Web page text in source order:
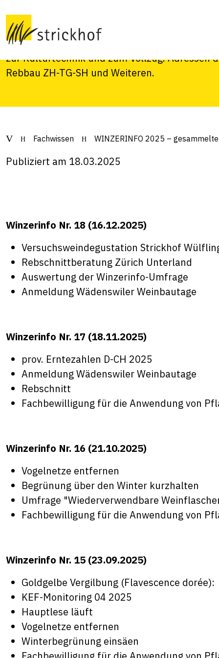
gesammelte
Das WINZERINFO - Aktuelle Hinweise zum
zur Kulturtechnik und zum Vollzug. Adressen
Rebbau ZH-TG-SH und Weiteren.
Fachwissen WINZERINFO 2025 –
Publiziert am 18.03.2025
Winzerinfo Nr. 18 (16.12.2025)
Versuchsweindegustation Strickhof
Rebschnittberatung Zürich Unterland
Auswertung der Winzerinfo-Umfrage
Anmeldung Wädenswiler Weinbautage
Winzerinfo Nr. 17 (18.11.2025)
prov. Erntezahlen D-CH 2025
Anmeldung Wädenswiler Weinbautage
Rebschnitt
Fachbewilligung für die Anwendung von
Winzerinfo Nr. 16 (21.10.2025)
Vogelnetze entfernen
Begrünung über den Winter kurzhalten
Umfrage "Wiederverwendbare
Fachbewilligung für die Anwendung von
Winzerinfo Nr. 15 (23.09.2025)
Goldgelbe Vergilbung (Flavescence dorée):
KEF-Monitoring 04 2025
Hauptlese läuft
Vogelnetze entfernen
Winterbegrünung einsäen